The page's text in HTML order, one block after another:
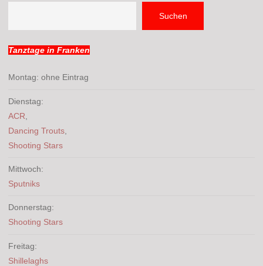
Suchen
Tanztage in Franken
Montag: ohne Eintrag
Dienstag:
ACR
Dancing Trouts
Shooting Stars
Mittwoch:
Sputniks
Donnerstag:
Shooting Stars
Freitag:
Shillelaghs